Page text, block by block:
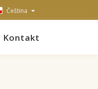
Čeština
Kontakt